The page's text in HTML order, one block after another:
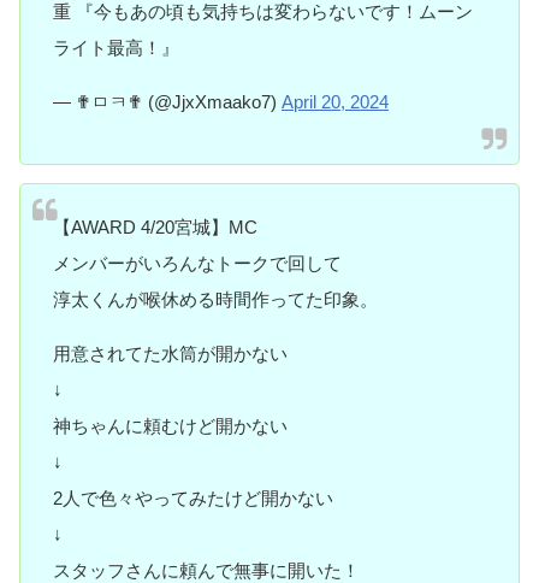
重 『今もあの頃も気持ちは変わらないです！ムーン
ライト最高！』
— ✟ㅁㅋ✟ (@JjxXmaako7) April 20, 2024
【AWARD 4/20宮城】MC
メンバーがいろんなトークで回して
淳太くんが喉休める時間作ってた印象。
用意されてた水筒が開かない
↓
神ちゃんに頼むけど開かない
↓
2人で色々やってみたけど開かない
↓
スタッフさんに頼んで無事に開いた！